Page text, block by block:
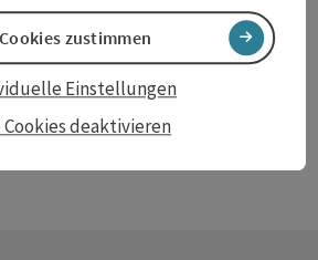
presse.donauregion.at
Cookies deaktivieren
Einstellungen
zustimmen